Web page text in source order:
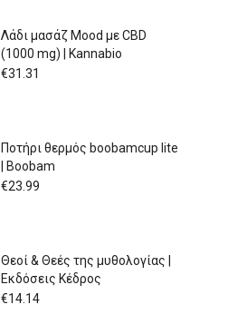
Λάδι μασάζ Mood με CBD
(1000 mg) | Kannabio
€31.31
Ποτήρι θερμός boobamcup lite
| Boobam
€23.99
Θεοί & Θεές της μυθολογίας |
Εκδόσεις Κέδρος
€14.14